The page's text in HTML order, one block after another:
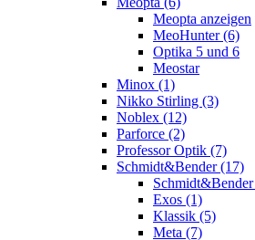
Meopta anzeigen
MeoHunter (6)
Optika 5 und 6
Meostar
Minox (1)
Nikko Stirling (3)
Noblex (12)
Parforce (2)
Professor Optik (7)
Schmidt&Bender (17)
Schmidt&Bender
Exos (1)
Klassik (5)
Meta (7)